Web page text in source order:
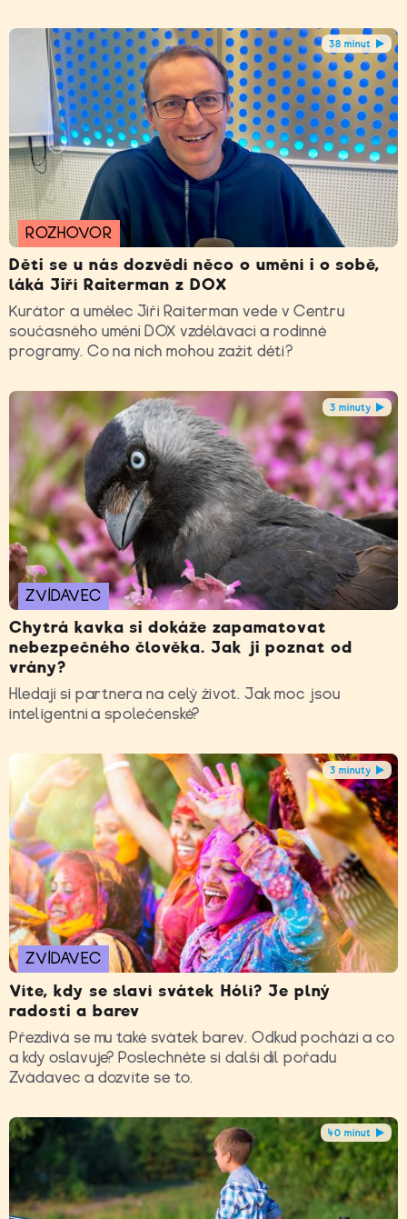
38 minut
ROZHOVOR
Děti se u nás dozvědí něco o umění i o sobě,
láká Jiří Raiterman z DOX
Kurátor a umělec Jiří Raiterman vede v Centru
současného umění DOX vzdělávací a rodinné
programy. Co na nich mohou zažít děti?
3 minuty
ZVÍDAVEC
Chytrá kavka si dokáže zapamatovat
nebezpečného člověka. Jak ji poznat od
vrány?
Hledají si partnera na celý život. Jak moc jsou
inteligentní a společenské?
3 minuty
ZVÍDAVEC
Víte, kdy se slaví svátek Hólí? Je plný
radosti a barev
Přezdívá se mu také svátek barev. Odkud pochází a co
a kdy oslavuje? Poslechněte si další díl pořadu
Zvádavec a dozvíte se to.
40 minut